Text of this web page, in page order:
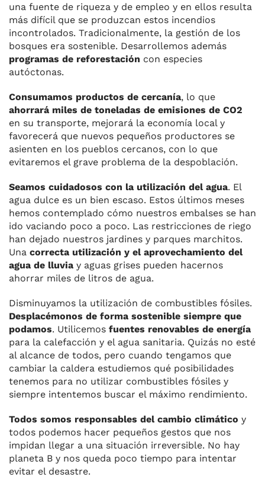
una fuente de riqueza y de empleo y en ellos resulta
más difícil que se produzcan estos incendios
incontrolados. Tradicionalmente, la gestión de los
bosques era sostenible. Desarrollemos además
programas de reforestación con especies
autóctonas.
Consumamos productos de cercanía, lo que
ahorrará miles de toneladas de emisiones de CO2
en su transporte, mejorará la economía local y
favorecerá que nuevos pequeños productores se
asienten en los pueblos cercanos, con lo que
evitaremos el grave problema de la despoblación.
Seamos cuidadosos con la utilización del agua. El
agua dulce es un bien escaso. Estos últimos meses
hemos contemplado cómo nuestros embalses se han
ido vaciando poco a poco. Las restricciones de riego
han dejado nuestros jardines y parques marchitos.
Una correcta utilización y el aprovechamiento del
agua de lluvia y aguas grises pueden hacernos
ahorrar miles de litros de agua.
Disminuyamos la utilización de combustibles fósiles.
Desplacémonos de forma sostenible siempre que
podamos. Utilicemos fuentes renovables de energía
para la calefacción y el agua sanitaria. Quizás no esté
al alcance de todos, pero cuando tengamos que
cambiar la caldera estudiemos qué posibilidades
tenemos para no utilizar combustibles fósiles y
siempre intentemos buscar el máximo rendimiento.
Todos somos responsables del cambio climático y
todos podemos hacer pequeños gestos que nos
impidan llegar a una situación irreversible. No hay
planeta B y nos queda poco tiempo para intentar
evitar el desastre.